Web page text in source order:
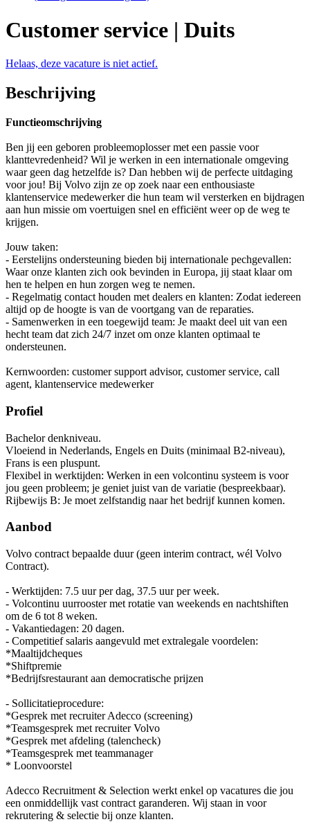
Customer service | Duits
Helaas, deze vacature is niet actief.
Beschrijving
Functieomschrijving
Ben jij een geboren probleemoplosser met een passie voor
klanttevredenheid? Wil je werken in een internationale omgeving
waar geen dag hetzelfde is? Dan hebben wij de perfecte uitdaging
voor jou! Bij Volvo zijn ze op zoek naar een enthousiaste
klantenservice medewerker die hun team wil versterken en bijdragen
aan hun missie om voertuigen snel en efficiënt weer op de weg te
krijgen.
Jouw taken:
- Eerstelijns ondersteuning bieden bij internationale pechgevallen:
Waar onze klanten zich ook bevinden in Europa, jij staat klaar om
hen te helpen en hun zorgen weg te nemen.
- Regelmatig contact houden met dealers en klanten: Zodat iedereen
altijd op de hoogte is van de voortgang van de reparaties.
- Samenwerken in een toegewijd team: Je maakt deel uit van een
hecht team dat zich 24/7 inzet om onze klanten optimaal te
ondersteunen.
Kernwoorden: customer support advisor, customer service, call
agent, klantenservice medewerker
Profiel
Bachelor denkniveau.
Vloeiend in Nederlands, Engels en Duits (minimaal B2-niveau),
Frans is een pluspunt.
Flexibel in werktijden: Werken in een volcontinu systeem is voor
jou geen probleem; je geniet juist van de variatie (bespreekbaar).
Rijbewijs B: Je moet zelfstandig naar het bedrijf kunnen komen.
Aanbod
Volvo contract bepaalde duur (geen interim contract, wél Volvo
Contract).
- Werktijden: 7.5 uur per dag, 37.5 uur per week.
- Volcontinu uurrooster met rotatie van weekends en nachtshiften
om de 6 tot 8 weken.
- Vakantiedagen: 20 dagen.
- Competitief salaris aangevuld met extralegale voordelen:
*Maaltijdcheques
*Shiftpremie
*Bedrijfsrestaurant aan democratische prijzen
- Sollicitatieprocedure:
*Gesprek met recruiter Adecco (screening)
*Teamsgesprek met recruiter Volvo
*Gesprek met afdeling (talencheck)
*Teamsgesprek met teammanager
* Loonvoorstel
Adecco Recruitment & Selection werkt enkel op vacatures die jou
een onmiddellijk vast contract garanderen. Wij staan in voor
rekrutering & selectie bij onze klanten.